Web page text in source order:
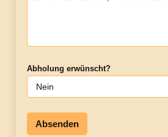
Abholung erwünscht?
Absenden